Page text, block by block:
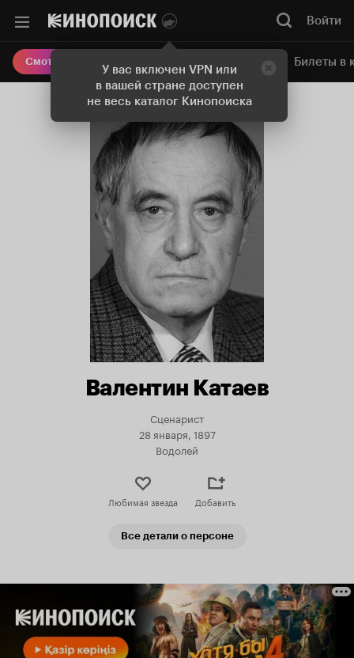
У вас включен VPN или
в вашей стране доступен
не весь каталог Кинопоиска
Войти
Смотреть кино Онлайн-кинотеатр Билеты в
Валентин Катаев
Сценарист
28 января, 1897
Водолей
Любимая звезда Добавить
Все детали о персоне